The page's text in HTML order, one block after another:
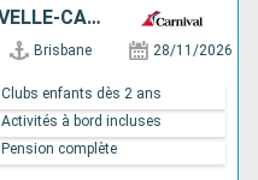
AUSTRALIE, VANUATU, NOUVELLE-CALÉDONIE
Brisbane 28/11/2026
Clubs enfants dès 2 ans
Activités à bord incluses
Pension complète